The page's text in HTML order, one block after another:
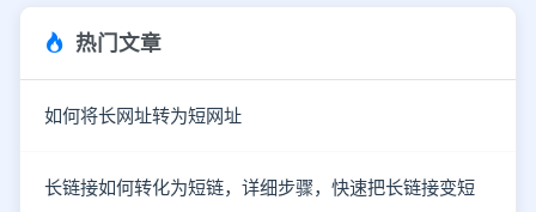
热门文章
如何将长网址转为短网址
长链接如何转化为短链，详细步骤，快速把长链接变短